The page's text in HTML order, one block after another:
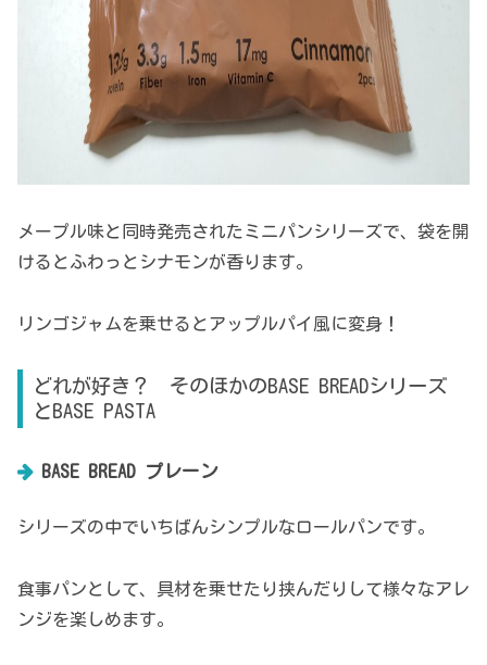
メープル味と同時発売されたミニパンシリーズで、袋を開
けるとふわっとシナモンが香ります。
リンゴジャムを乗せるとアップルパイ風に変身！
どれが好き？ そのほかのBASE BREADシリーズ
とBASE PASTA
BASE BREAD プレーン
シリーズの中でいちばんシンプルなロールパンです。
食事パンとして、具材を乗せたり挟んだりして様々なアレ
ンジを楽しめます。